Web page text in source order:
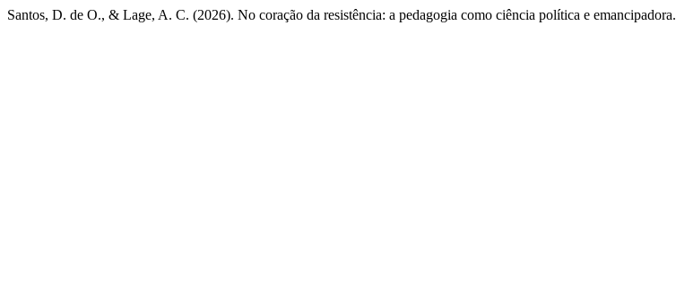
Santos, D. de O., & Lage, A. C. (2026). No coração da resistência: a pedagogia como ciência política e emancipadora.